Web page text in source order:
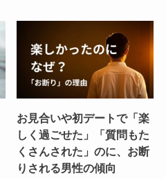
お見合いや初デートで「楽
しく過ごせた」「質問もた
くさんされた」のに、お断
りされる男性の傾向